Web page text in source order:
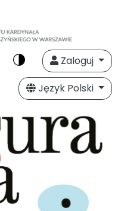
Zaloguj
Język Polski